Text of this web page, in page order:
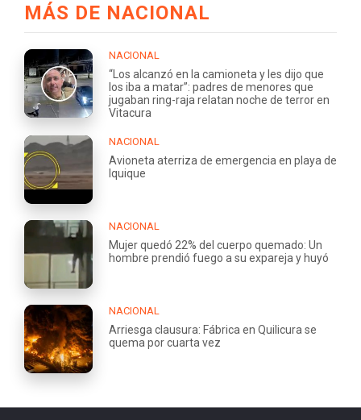
MÁS DE NACIONAL
NACIONAL
“Los alcanzó en la camioneta y les dijo que
los iba a matar”: padres de menores que
jugaban ring-raja relatan noche de terror en
Vitacura
NACIONAL
Avioneta aterriza de emergencia en playa de
Iquique
NACIONAL
Mujer quedó 22% del cuerpo quemado: Un
hombre prendió fuego a su expareja y huyó
NACIONAL
Arriesga clausura: Fábrica en Quilicura se
quema por cuarta vez